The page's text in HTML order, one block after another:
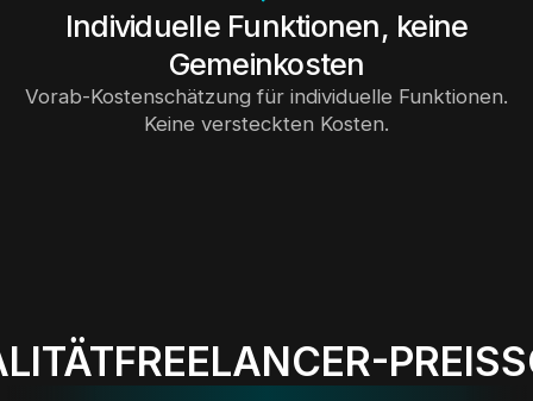
Individuelle Funktionen, keine
Gemeinkosten
Vorab-Kostenschätzung für individuelle Funktionen.
Keine versteckten Kosten.
FREELANCER-PREIS